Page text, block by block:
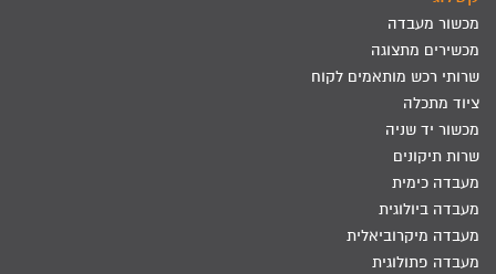
מכשור מעבדה
מכשירים מתצוגה
שרותי רכש מותאמים לקוח
ציוד מתכלה
מכשור יד שניה
שרות תיקונים
מעבדה כימית
מעבדה ביולוגית
מעבדה מיקרוביאלית
מעבדה פתולוגית